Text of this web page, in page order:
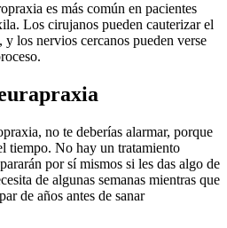
es más común en pacientes
Los cirujanos pueden cauterizar el
y los nervios cercanos pueden verse
no te deberías alarmar, porque
tiempo. No hay un tratamiento
por sí mismos si les das algo de
de algunas semanas mientras que
de años antes de sanar